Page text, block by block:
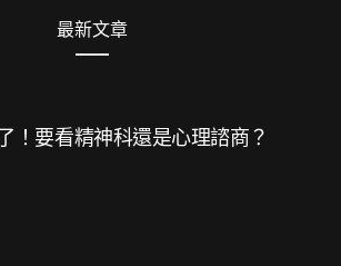
最新文章
要看精神科還是心理諮商？